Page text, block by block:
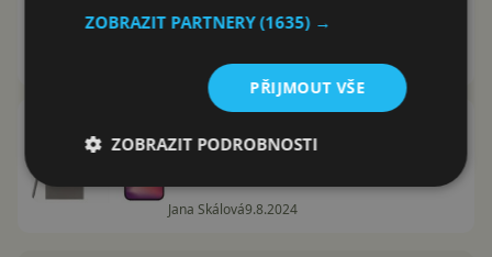
Samsung. Vrátí se řada Note?
Libor Foltýnek18.8.2024
Ultra (a Android další vlajky)
Jana Skálová9.8.2024
ZOBRAZIT PARTNERY(1635) →
PŘIJMOUT VŠE
ZOBRAZIT PODROBNOSTI